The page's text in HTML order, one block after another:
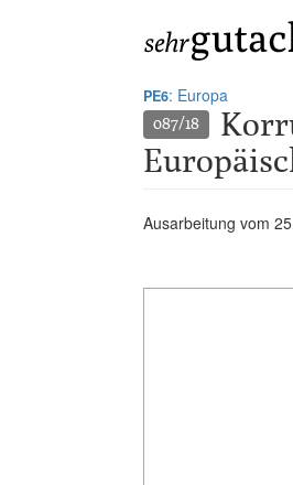
PE6: Europa
087/18
Ausarbeitung vom